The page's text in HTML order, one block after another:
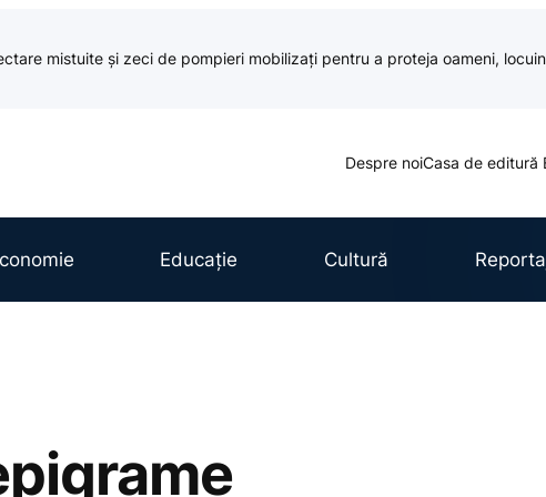
mistuite și zeci de pompieri mobilizați pentru a proteja oameni,
Despre noiCasa de editură
Educație Cultură